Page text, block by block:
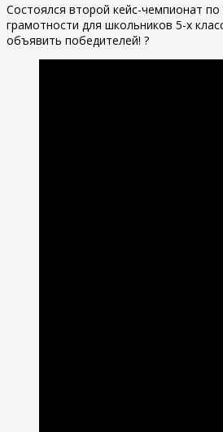
Состоялся второй кейс-чемпионат
грамотности для школьников 5-х
объявить победителей! ?